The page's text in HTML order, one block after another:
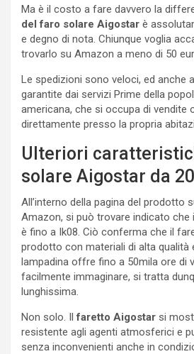
Ma è il costo a fare davvero la
del faro solare Aigostar è
e degno di nota. Chiunque voglia
trovarlo su Amazon a meno di 50
Le spedizioni sono veloci, ed anche
garantite dai servizi Prime della
americana, che si occupa di vendite
direttamente presso la propria
Ulteriori
solare Aigostar da
All’interno della pagina del prodotto
Amazon, si può trovare indicato che
è fino a Ik08. Ciò conferma che il
prodotto con materiali di alta qualità
lampadina offre fino a 50mila ore di
facilmente immaginare, si tratta
lunghissima.
Non solo. Ilfaretto Aigostar si
resistente agli agenti atmosferici e
senza inconvenienti anche in